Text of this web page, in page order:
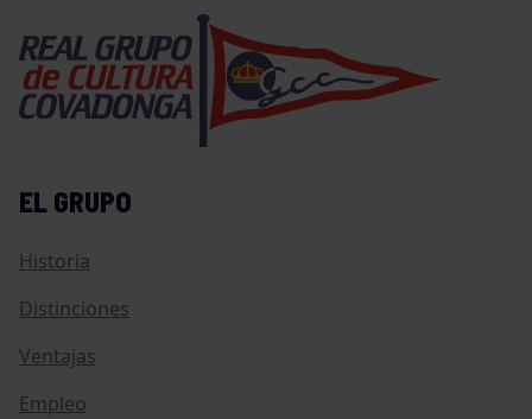
EL GRUPO
Historia
Distinciones
Ventajas
Empleo